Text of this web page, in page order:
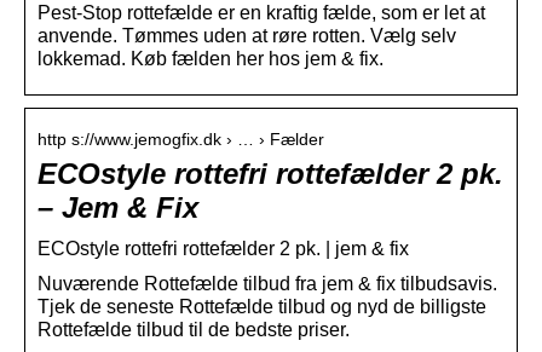
Pest-Stop rottefælde er en kraftig fælde, som er let at
anvende. Tømmes uden at røre rotten. Vælg selv
lokkemad. Køb fælden her hos jem & fix.
http s://www.jemogfix.dk › … › Fælder
ECOstyle rottefri rottefælder 2 pk.
– Jem & Fix
ECOstyle rottefri rottefælder 2 pk. | jem & fix
Nuværende Rottefælde tilbud fra jem & fix tilbudsavis.
Tjek de seneste Rottefælde tilbud og nyd de billigste
Rottefælde tilbud til de bedste priser.